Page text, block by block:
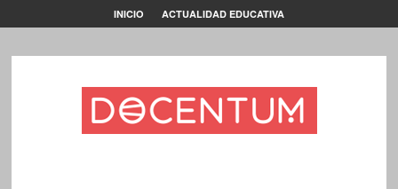
INICIO ACTUALIDAD EDUCATIVA